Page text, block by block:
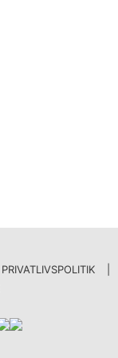
PRIVATLIVSPOLITIK